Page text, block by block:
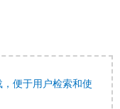
便于用户检索和使